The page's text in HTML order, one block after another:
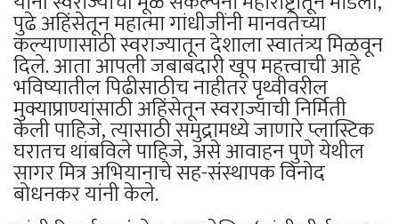
पुढे अहिंसेतून महात्मा गांधीजींनी मानवतेच्या
कल्याणासाठी स्वराज्यातून देशाला स्वातंत्र्य मिळवून
दिले. आता आपली जबाबदारी खूप महत्त्वाची आहे
भविष्यातील पिढीसाठीच नाहीतर पृथ्वीवरील
मुक्याप्राण्यांसाठी अहिंसेतून स्वराज्याची निर्मिती
केली पाहिजे, त्यासाठी समुद्रामध्ये जाणारे प्लास्टिक
घरातच थांबविले पाहिजे, असे आवाहन पुणे येथील
सागर मित्र अभियानाचे सह-संस्थापक विनोद
बोधनकर यांनी केले.